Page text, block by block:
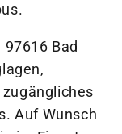
Bad
Auf Wunsch